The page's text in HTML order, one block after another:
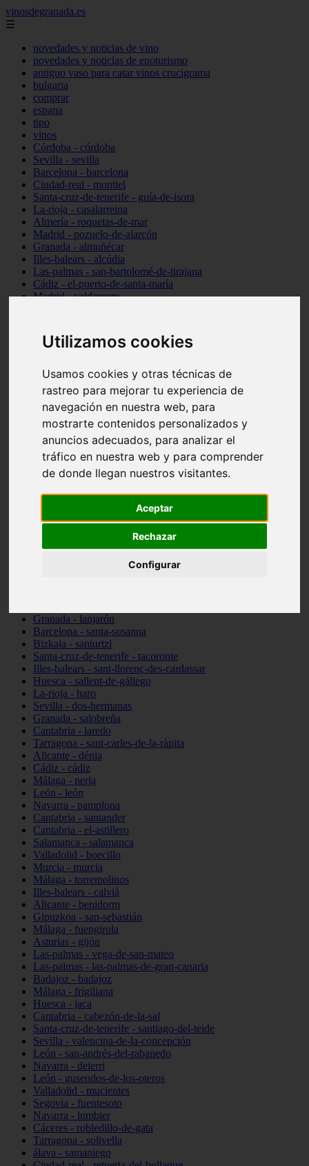
Utilizamos cookies
Usamos cookies y otras técnicas de
rastreo para mejorar tu experiencia de
navegación en nuestra web, para
mostrarte contenidos personalizados y
anuncios adecuados, para analizar el
tráfico en nuestra web y para comprender
de donde llegan nuestros visitantes.
Aceptar
Rechazar
Configurar
vinosdegranada.es
☰
novedades y noticias de vino
novedades y noticias de enoturismo
antiguo vaso para catar vinos crucigrama
bulgaria
comprar
espana
tipo
vinos
Córdoba - córdoba
Sevilla - sevilla
Barcelona - barcelona
Ciudad-real - montiel
Santa-cruz-de-tenerife - guía-de-isora
La-rioja - casalarreina
Almería - roquetas-de-mar
Madrid - pozuelo-de-alarcón
Granada - almuñécar
Illes-balears - alcúdia
Las-palmas - san-bartolomé-de-tirajana
Cádiz - el-puerto-de-santa-maría
Madrid - valdemoro
Cantabria - suances
Sevilla - bormujos
Málaga - júzcar
Huesca - alquézar
Huesca - castejón-de-sos
Lleida - alt-àneu
Córdoba - almedinilla
Navarra - zangoza
Cantabria - arenas-de-iguña
Barcelona - la-pobla-de-lillet
Murcia - cartagena
Madrid - nuevo-baztán
Granada - lanjarón
Barcelona - santa-susanna
Bizkaia - santurtzi
Santa-cruz-de-tenerife - tacoronte
Illes-balears - sant-llorenç-des-cardassar
Huesca - sallent-de-gállego
La-rioja - haro
Sevilla - dos-hermanas
Granada - salobreña
Cantabria - laredo
Tarragona - sant-carles-de-la-ràpita
Alicante - dénia
Cádiz - cádiz
Málaga - nerja
León - león
Navarra - pamplona
Cantabria - santander
Cantabria - el-astillero
Salamanca - salamanca
Valladolid - boecillo
Murcia - murcia
Málaga - torremolinos
Illes-balears - calvià
Alicante - benidorm
Gipuzkoa - san-sebastián
Málaga - fuengirola
Asturias - gijón
Las-palmas - vega-de-san-mateo
Las-palmas - las-palmas-de-gran-canaria
Badajoz - badajoz
Málaga - frigiliana
Huesca - jaca
Cantabria - cabezón-de-la-sal
Santa-cruz-de-tenerife - santiago-del-teide
Sevilla - valencina-de-la-concepción
León - san-andrés-del-rabanedo
Navarra - deierri
León - gusendos-de-los-oteros
Valladolid - mucientes
Segovia - fuentesoto
Navarra - lumbier
Cáceres - robledillo-de-gata
Tarragona - solivella
álava - samaniego